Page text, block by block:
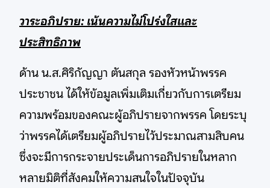
วาระอภิปราย: เน้นความไม่โปร่งใสและ
ประสิทธิภาพ
ด้าน น.ส.ศิริกัญญา ตันสกุล รองหัวหน้าพรรค
ประชาชน ได้ให้ข้อมูลเพิ่มเติมเกี่ยวกับการเตรียม
ความพร้อมของคณะผู้อภิปรายจากพรรค โดยระบุ
ว่าพรรคได้เตรียมผู้อภิปรายไว้ประมาณสามสิบคน
ซึ่งจะมีการกระจายประเด็นการอภิปรายในหลาก
หลายมิติที่สังคมให้ความสนใจในปัจจุบัน